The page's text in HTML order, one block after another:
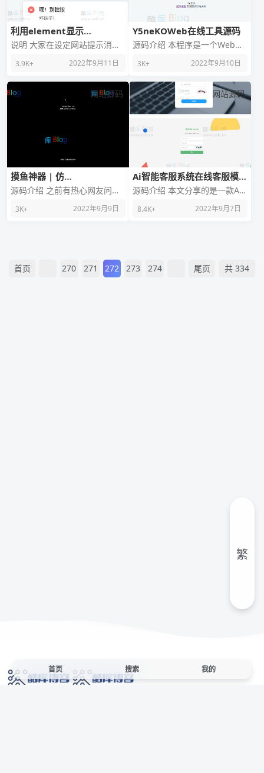
利用element显示
Notification通知，网站复
制提醒，禁用F12或右键菜单
提醒
说明 大家在设定网站提示消息
Notification通知功能。 弹
3.9K+ 2022年9月11日
Y5neKOWeb在线工具源码
源码介绍 本程序是一个Web在
开发，动态部分以PHP开发，未
3K+ 2022年9月10日
网站源码
摸鱼神器 | 仿
Windows/Mac电脑更新界
面HTML源码
源码介绍 之前有热心网友问到
今天给大家分享一个仿
3K+ 2022年9月9日
网站源码
Ai智能客服系统在线客服模板
源码+多语言+桌面推送
源码介绍 本文分享的是一款Ai
支持多商户客服、不限坐席、
8.4K+ 2022年9月7日
首页 270 271 272 273 274 尾页
共 334
繁
首页 搜索 我的